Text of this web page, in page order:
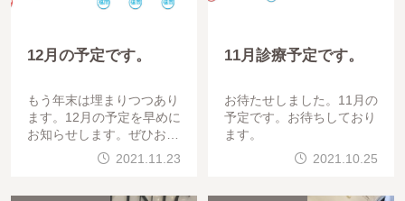
12月の予定です。
もう年末は埋まりつつあり
ます。12月の予定を早めに
お知らせします。ぜひお待
ちしております。2021.11.23
11月診療予定です。
お待たせしました。11月の
予定です。お待ちしており
ます。
2021.10.25